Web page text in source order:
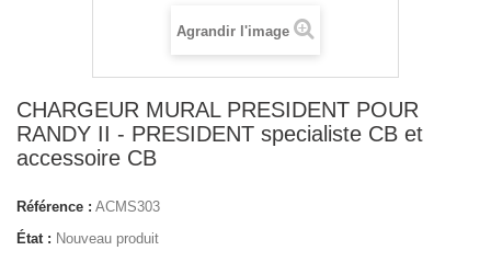
Agrandir l'image
CHARGEUR MURAL PRESIDENT POUR
RANDY II - PRESIDENT specialiste CB et
accessoire CB
Référence : ACMS303
État : Nouveau produit